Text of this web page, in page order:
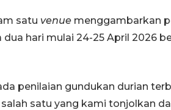
satu venue menggambarkan
hari mulai 24-25 April 2026
penilaian gundukan durian
satu yang kami tonjolkan